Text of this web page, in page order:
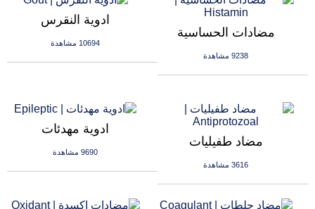
ادوية النقرس
10694 مشاهدة
مضادات الحساسية
9238 مشاهدة
ادوية مهدئات
9690 مشاهدة
مضاد طفيليات
3616 مشاهدة